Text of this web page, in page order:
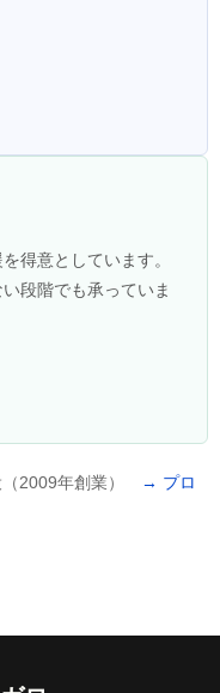
得意としています。
段階でも承っていま
（2009年創業）
→ プロ